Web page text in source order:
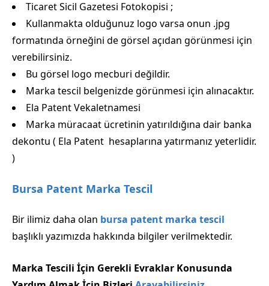
Ticaret Sicil Gazetesi Fotokopisi ;
Kullanmakta olduğunuz logo varsa onun .jpg
formatında örneğini de görsel açıdan görünmesi için
verebilirsiniz.
Bu görsel logo mecburi değildir.
Marka tescil belgenizde görünmesi için alınacaktır.
Ela Patent Vekaletnamesi
Marka müracaat ücretinin yatırıldığına dair banka
dekontu ( Ela Patent hesaplarına yatırmanız yeterlidir.
)
Bursa Patent Marka Tescil
Bir ilimiz daha olan bursa patent marka tescil
başlıklı yazımızda hakkında bilgiler verilmektedir.
Marka Tescili İçin Gerekli Evraklar Konusunda